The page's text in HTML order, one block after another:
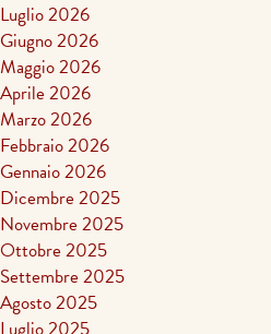
Luglio 2026
Giugno 2026
Maggio 2026
Aprile 2026
Marzo 2026
Febbraio 2026
Gennaio 2026
Dicembre 2025
Novembre 2025
Ottobre 2025
Settembre 2025
Agosto 2025